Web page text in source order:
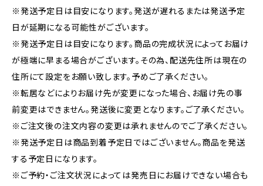
※発送予定日は目安になります。発送が遅れるまたは発送予定
日が延期になる可能性がございます。
※発送予定日は目安になります。商品の完成状況によってお届け
が極端に早まる場合がございます。その為、配送先住所は現在の
住所にて設定をお願い致します。予めご了承ください。
※転居などによりお届け先が変更になった場合、お届け先の事
前変更はできません。発送後に変更となります。ご了承ください。
※ご注文後の注文内容の変更は承れませんのでご了承ください。
※発送予定日は商品到着予定日ではございません。商品を発送
する予定日になります。
※ご予約・ご注文状況によっては発売日にお届けできない場合も